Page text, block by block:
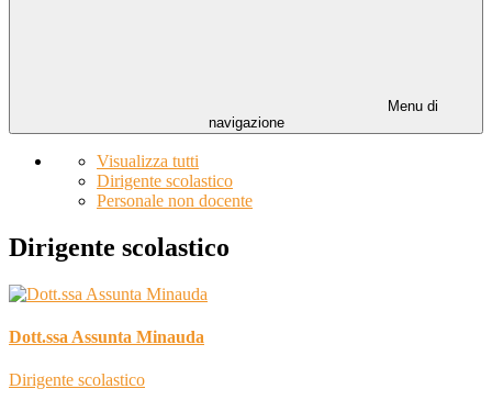
Menu di
navigazione
Visualizza tutti
Dirigente scolastico
Personale non docente
Dirigente scolastico
Dott.ssa Assunta Minauda
Dirigente scolastico